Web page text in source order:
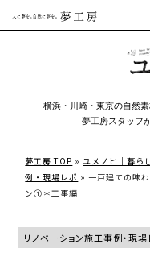
横浜・川崎・東京の自然
夢工房スタッフ
夢工房 TOP » ユメノヒ｜暮ら
例・現場レポ » 一戸建ての味
ン①＊工事編
リノベーション施工事例・現場